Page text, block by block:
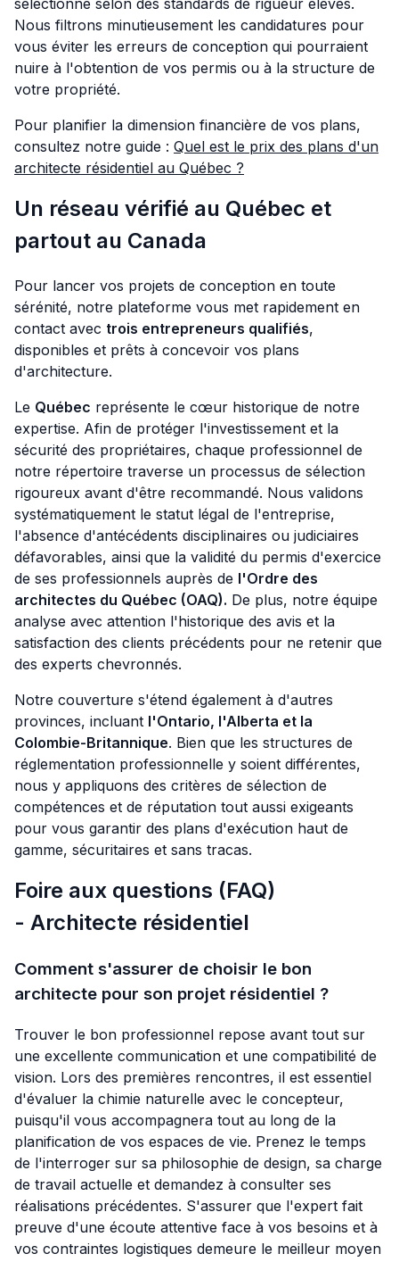
sélectionné selon des standards de rigueur élevés.
Nous filtrons minutieusement les candidatures pour
vous éviter les erreurs de conception qui pourraient
nuire à l'obtention de vos permis ou à la structure de
votre propriété.
Pour planifier la dimension financière de vos plans,
consultez notre guide : Quel est le prix des plans d'un
architecte résidentiel au Québec ?
Un réseau vérifié au Québec et
partout au Canada
Pour lancer vos projets de conception en toute
sérénité, notre plateforme vous met rapidement en
contact avec trois entrepreneurs qualifiés,
disponibles et prêts à concevoir vos plans
d'architecture.
Le Québec représente le cœur historique de notre
expertise. Afin de protéger l'investissement et la
sécurité des propriétaires, chaque professionnel de
notre répertoire traverse un processus de sélection
rigoureux avant d'être recommandé. Nous validons
systématiquement le statut légal de l'entreprise,
l'absence d'antécédents disciplinaires ou judiciaires
défavorables, ainsi que la validité du permis d'exercice
de ses professionnels auprès de l'Ordre des
architectes du Québec (OAQ). De plus, notre équipe
analyse avec attention l'historique des avis et la
satisfaction des clients précédents pour ne retenir que
des experts chevronnés.
Notre couverture s'étend également à d'autres
provinces, incluant l'Ontario, l'Alberta et la
Colombie-Britannique. Bien que les structures de
réglementation professionnelle y soient différentes,
nous y appliquons des critères de sélection de
compétences et de réputation tout aussi exigeants
pour vous garantir des plans d'exécution haut de
gamme, sécuritaires et sans tracas.
Foire aux questions (FAQ)
- Architecte résidentiel
Comment s'assurer de choisir le bon
architecte pour son projet résidentiel ?
Trouver le bon professionnel repose avant tout sur
une excellente communication et une compatibilité de
vision. Lors des premières rencontres, il est essentiel
d'évaluer la chimie naturelle avec le concepteur,
puisqu'il vous accompagnera tout au long de la
planification de vos espaces de vie. Prenez le temps
de l'interroger sur sa philosophie de design, sa charge
de travail actuelle et demandez à consulter ses
réalisations précédentes. S'assurer que l'expert fait
preuve d'une écoute attentive face à vos besoins et à
vos contraintes logistiques demeure le meilleur moyen